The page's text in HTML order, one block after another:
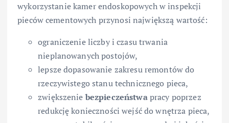
wykorzystanie kamer endoskopowych w inspekcji
pieców cementowych przynosi największą wartość:
ograniczenie liczby i czasu trwania
nieplanowanych postojów,
lepsze dopasowanie zakresu remontów do
rzeczywistego stanu technicznego pieca,
zwiększenie bezpieczeństwapracy poprzez
redukcję konieczności wejść do wnętrza pieca,